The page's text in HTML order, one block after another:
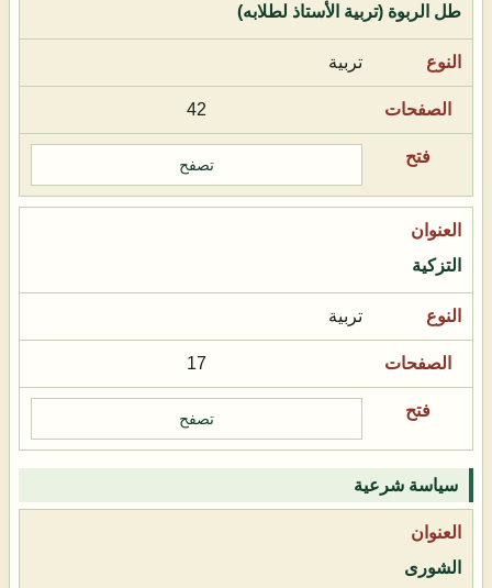
طل الربوة (تربية الأستاذ لطلابه)
تربية
42
تصفح
التزكية
تربية
17
تصفح
سياسة شرعية
الشورى